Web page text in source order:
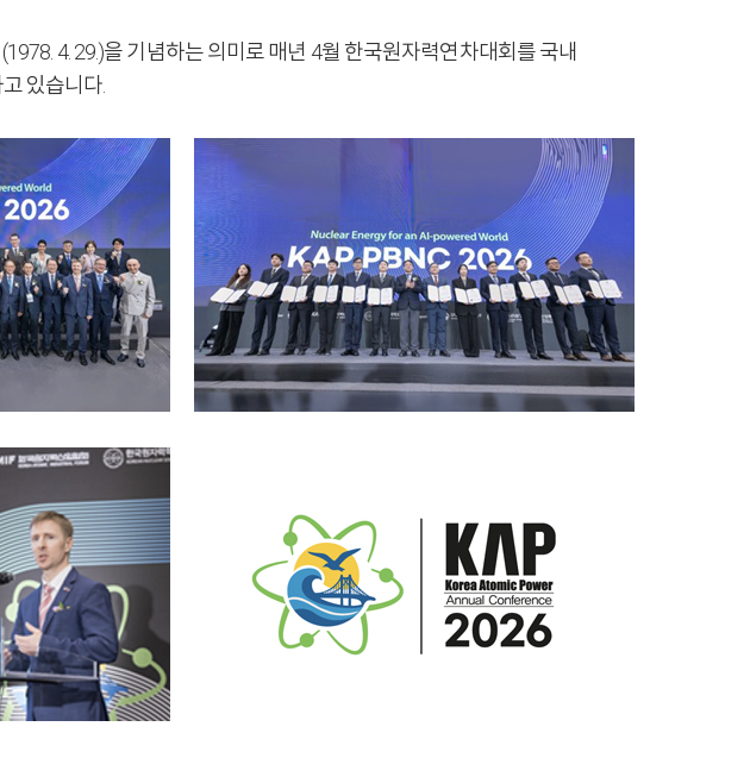
4. 29.)을 기념하는 의미로 매년 4월 한국원자력연차대회를 국내
있습니다.